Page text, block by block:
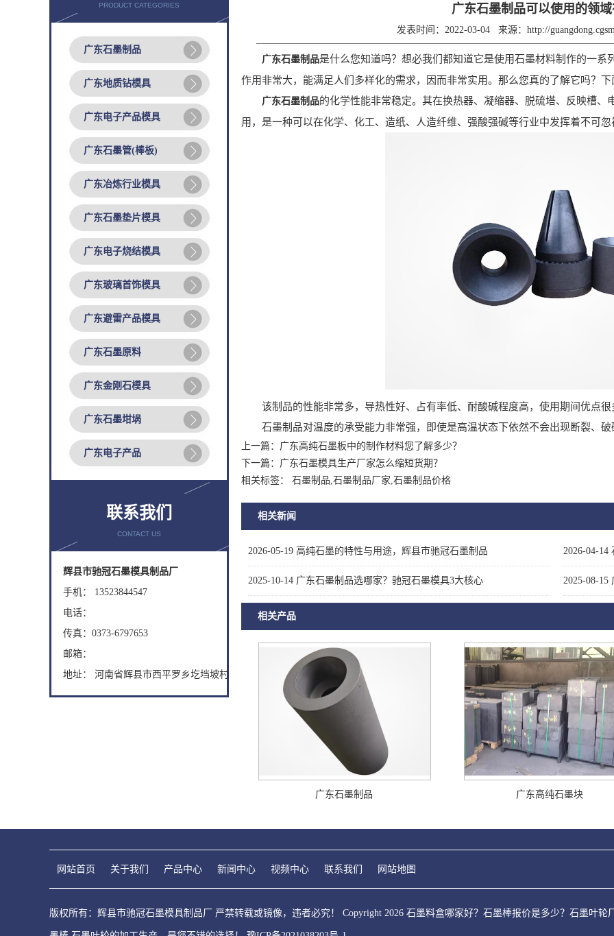
PRODUCT CATEGORIES
广东石墨制品
广东地质钻模具
广东电子产品模具
广东石墨管(棒板)
广东冶炼行业模具
广东石墨垫片模具
广东电子烧结模具
广东玻璃首饰模具
广东避雷产品模具
广东石墨原料
广东金刚石模具
广东石墨坩埚
广东电子产品
联系我们
CONTACT US
辉县市驰冠石墨模具制品厂
手机： 13523844547
电话：
传真：0373-6797653
邮箱：
地址： 河南省辉县市西平罗乡圪垱坡村
广东石墨制品可以使用的领
发表时间：2022-03-04 来源： http://
广东石墨制品是什么您知道吗？想必我们都知道它是使用石墨材料制作的一
作用非常大，能满足人们多样化的需求，因而非常实用。那么您真的了解它吗？
广东石墨制品的化学性能非常稳定。其在换热器、凝缩器、脱硫塔、反映槽
用，是一种可以在化学、化工、造纸、人造纤维、强酸强碱等行业中发挥着不可
该制品的性能非常多，导热性好、占有率低、耐酸碱程度高，使用期间优点很
石墨制品对温度的承受能力非常强，即使是高温状态下依然不会出现断裂、破
上一篇： 广东高纯石墨板中的制作材料您了解多少？
下一篇： 广东石墨模具生产厂家怎么缩短货期？
相关标签： 石墨制品,石墨制品厂家,石墨制品价格
相关新闻
2026-05-19 高纯石墨的特性与用途，辉县市驰冠石墨制品 2026-04-14
2025-10-14 广东石墨制品选哪家？驰冠石墨模具3大核心 2025-08-15
相关产品
广东石墨制品 广东高纯石墨块
网站首页 关于我们 产品中心 新闻中心 视频中心 联系我们 网站地图
版权所有：辉县市驰冠石墨模具制品厂 严禁转载或镜像，违者必究！ Copyright 2026 石墨料盒哪家好？石墨棒报价是多少？石墨叶